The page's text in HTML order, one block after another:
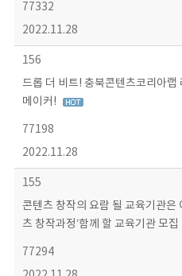
77332
2022.11.28
156
드롭 더 비트! 충북콘텐츠코리아
메이커!
77198
2022.11.28
155
콘텐츠 창작의 요람 될 교육기관은
츠 창작과정’함께 할 교육기관 모집
77294